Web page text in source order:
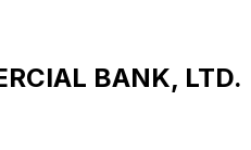
BANK, LTD.